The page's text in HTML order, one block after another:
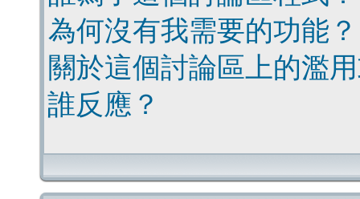
為何沒有我需要的功能？
關於這個討論區上的濫
誰反應？